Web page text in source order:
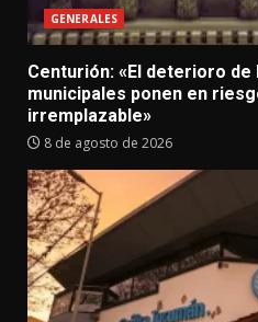
GENERALES
Centurión: «El deterioro
municipales ponen en
irremplazable»
8 de agosto de 2026